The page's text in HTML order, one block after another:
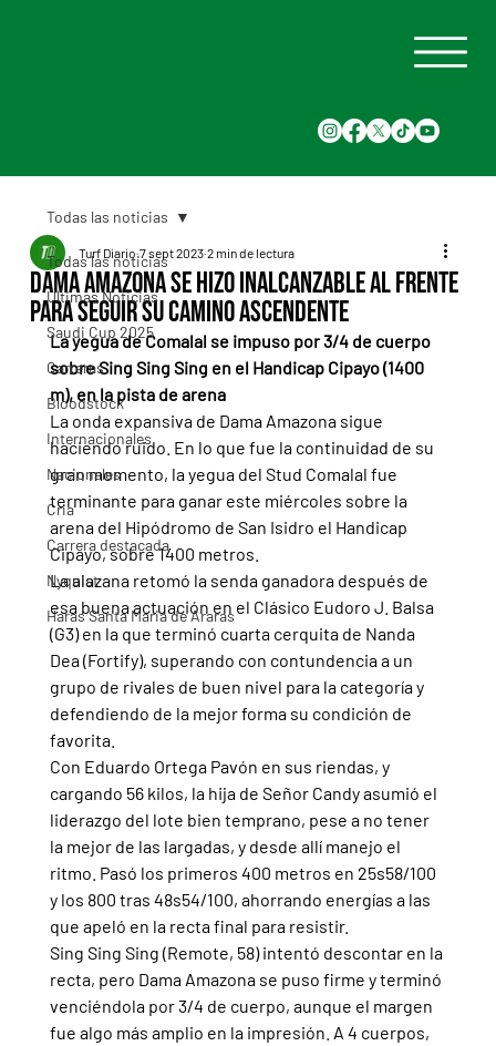
Todas las noticias
Últimas Noticias
Saudi Cup 2025
Carreras
Bloodstock
Internacionales
Nacionales
Cria
Carrera destacada
Nyquist
Haras Santa Maria de Araras
Todas las noticias
Dama Amazona se hizo inalcanzable al frente
para seguir su camino ascendente
Turf Diario 7 sept 2023 2 min de lectura
La yegua de Comalal se impuso por 3/4 de cuerpo
sobre Sing Sing Sing en el Handicap Cipayo (1400
m), en la pista de arena
La onda expansiva de Dama Amazona sigue
haciendo ruido. En lo que fue la continuidad de su
gran momento, la yegua del Stud Comalal fue
terminante para ganar este miércoles sobre la
arena del Hipódromo de San Isidro el Handicap
Cipayo, sobre 1400 metros.
La alazana retomó la senda ganadora después de
esa buena actuación en el Clásico Eudoro J. Balsa
(G3) en la que terminó cuarta cerquita de Nanda
Dea (Fortify), superando con contundencia a un
grupo de rivales de buen nivel para la categoría y
defendiendo de la mejor forma su condición de
favorita.
Con Eduardo Ortega Pavón en sus riendas, y
cargando 56 kilos, la hija de Señor Candy asumió el
liderazgo del lote bien temprano, pese a no tener
la mejor de las largadas, y desde allí manejo el
ritmo. Pasó los primeros 400 metros en 25s58/100
y los 800 tras 48s54/100, ahorrando energías a las
que apeló en la recta final para resistir.
Sing Sing Sing (Remote, 58) intentó descontar en la
recta, pero Dama Amazona se puso firme y terminó
venciéndola por 3/4 de cuerpo, aunque el margen
fue algo más amplio en la impresión. A 4 cuerpos,